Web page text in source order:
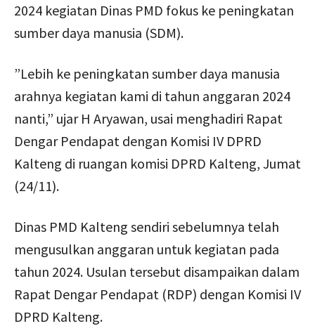
2024 kegiatan Dinas PMD fokus ke peningkatan
sumber daya manusia (SDM).
”Lebih ke peningkatan sumber daya manusia
arahnya kegiatan kami di tahun anggaran 2024
nanti,” ujar H Aryawan, usai menghadiri Rapat
Dengar Pendapat dengan Komisi IV DPRD
Kalteng di ruangan komisi DPRD Kalteng, Jumat
(24/11).
Dinas PMD Kalteng sendiri sebelumnya telah
mengusulkan anggaran untuk kegiatan pada
tahun 2024. Usulan tersebut disampaikan dalam
Rapat Dengar Pendapat (RDP) dengan Komisi IV
DPRD Kalteng.